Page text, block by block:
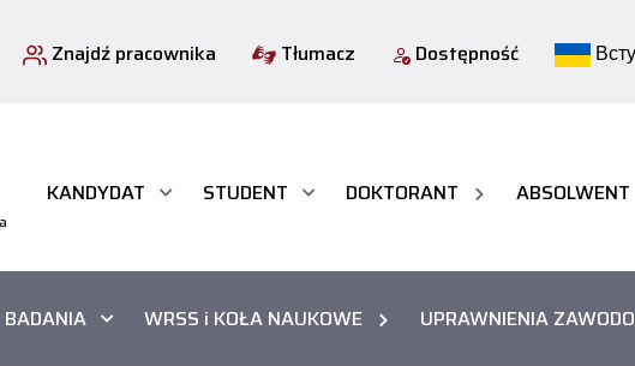
Znajdź pracownika Tłumacz Dostępność
KANDYDAT STUDENT DOKTORANT ABSOLWENT
WRSS i KOŁA NAUKOWE UPRAWNIENIA